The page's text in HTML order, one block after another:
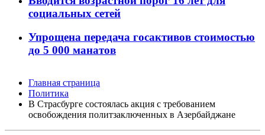
социальных сетей
Упрощена передача госактивов стоимостью
до 5 000 манатов
Главная страница
Политика
В Страсбурге состоялась акция с требованием
освобождения политзаключенных в Азербайджане